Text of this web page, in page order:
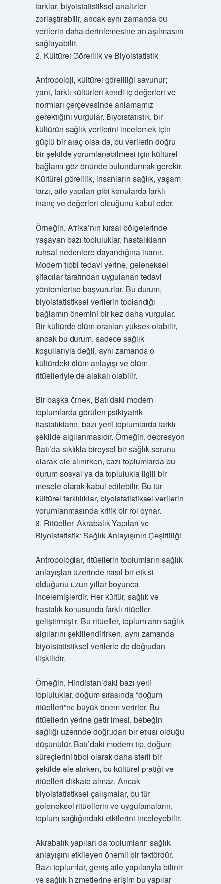
farklar, biyoistatistiksel analizleri
zorlaştırabilir, ancak aynı zamanda bu
verilerin daha derinlemesine anlaşılmasını
sağlayabilir.
2. Kültürel Görelilik ve Biyoistatistik
Antropoloji, kültürel göreliliği savunur;
yani, farklı kültürleri kendi iç değerleri ve
normları çerçevesinde anlamamız
gerektiğini vurgular. Biyoistatistik, bir
kültürün sağlık verilerini incelemek için
güçlü bir araç olsa da, bu verilerin doğru
bir şekilde yorumlanabilmesi için kültürel
bağlamı göz önünde bulundurmak gerekir.
Kültürel görelilik, insanların sağlık, yaşam
tarzı, aile yapıları gibi konularda farklı
inanç ve değerleri olduğunu kabul eder.
Örneğin, Afrika’nın kırsal bölgelerinde
yaşayan bazı topluluklar, hastalıkların
ruhsal nedenlere dayandığına inanır.
Modern tıbbi tedavi yerine, geleneksel
şifacılar tarafından uygulanan tedavi
yöntemlerine başvururlar. Bu durum,
biyoistatistiksel verilerin toplandığı
bağlamın önemini bir kez daha vurgular.
Bir kültürde ölüm oranları yüksek olabilir,
ancak bu durum, sadece sağlık
koşullarıyla değil, aynı zamanda o
kültürdeki ölüm anlayışı ve ölüm
ritüelleriyle de alakalı olabilir.
Bir başka örnek, Batı’daki modern
toplumlarda görülen psikiyatrik
hastalıkların, bazı yerli toplumlarda farklı
şekilde algılanmasıdır. Örneğin, depresyon
Batı’da sıklıkla bireysel bir sağlık sorunu
olarak ele alınırken, bazı toplumlarda bu
durum sosyal ya da toplulukla ilgili bir
mesele olarak kabul edilebilir. Bu tür
kültürel farklılıklar, biyoistatistiksel verilerin
yorumlanmasında kritik bir rol oynar.
3. Ritüeller, Akrabalık Yapıları ve
Biyoistatistik: Sağlık Anlayışının Çeşitliliği
Antropologlar, ritüellerin toplumların sağlık
anlayışları üzerinde nasıl bir etkisi
olduğunu uzun yıllar boyunca
incelemişlerdir. Her kültür, sağlık ve
hastalık konusunda farklı ritüeller
geliştirmiştir. Bu ritüeller, toplumların sağlık
algılarını şekillendirirken, aynı zamanda
biyoistatistiksel verilerle de doğrudan
ilişkilidir.
Örneğin, Hindistan’daki bazı yerli
topluluklar, doğum sırasında “doğum
ritüelleri”ne büyük önem verirler. Bu
ritüellerin yerine getirilmesi, bebeğin
sağlığı üzerinde doğrudan bir etkisi olduğu
düşünülür. Batı’daki modern tıp, doğum
süreçlerini tıbbi olarak daha steril bir
şekilde ele alırken, bu kültürel pratiği ve
ritüelleri dikkate almaz. Ancak
biyoistatistiksel çalışmalar, bu tür
geleneksel ritüellerin ve uygulamaların,
toplum sağlığındaki etkilerini inceleyebilir.
Akrabalık yapıları da toplumların sağlık
anlayışını etkileyen önemli bir faktördür.
Bazı toplumlar, geniş aile yapılarıyla bilinir
ve sağlık hizmetlerine erişim bu yapılar